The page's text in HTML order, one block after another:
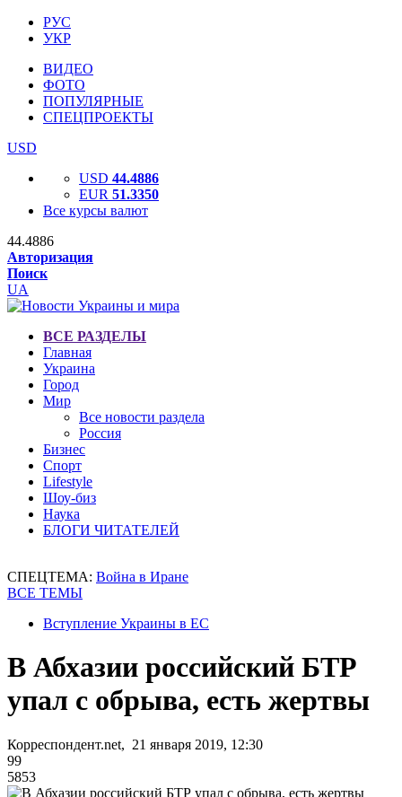
РУС
УКР
ВИДЕО
ФОТО
ПОПУЛЯРНЫЕ
СПЕЦПРОЕКТЫ
USD
USD 44.4886
EUR 51.3350
Все курсы валют
44.4886
Авторизация
Поиск
UA
ВСЕ РАЗДЕЛЫ
Главная
Украина
Город
Мир
Все новости раздела
Россия
Бизнес
Спорт
Lifestyle
Шоу-биз
Наука
БЛОГИ ЧИТАТЕЛЕЙ
СПЕЦТЕМА: Война в Иране
ВСЕ ТЕМЫ
Вступление Украины в ЕС
В Абхазии российский БТР
упал с обрыва, есть жертвы
Корреспондент.net, 21 января 2019, 12:30
99
5853